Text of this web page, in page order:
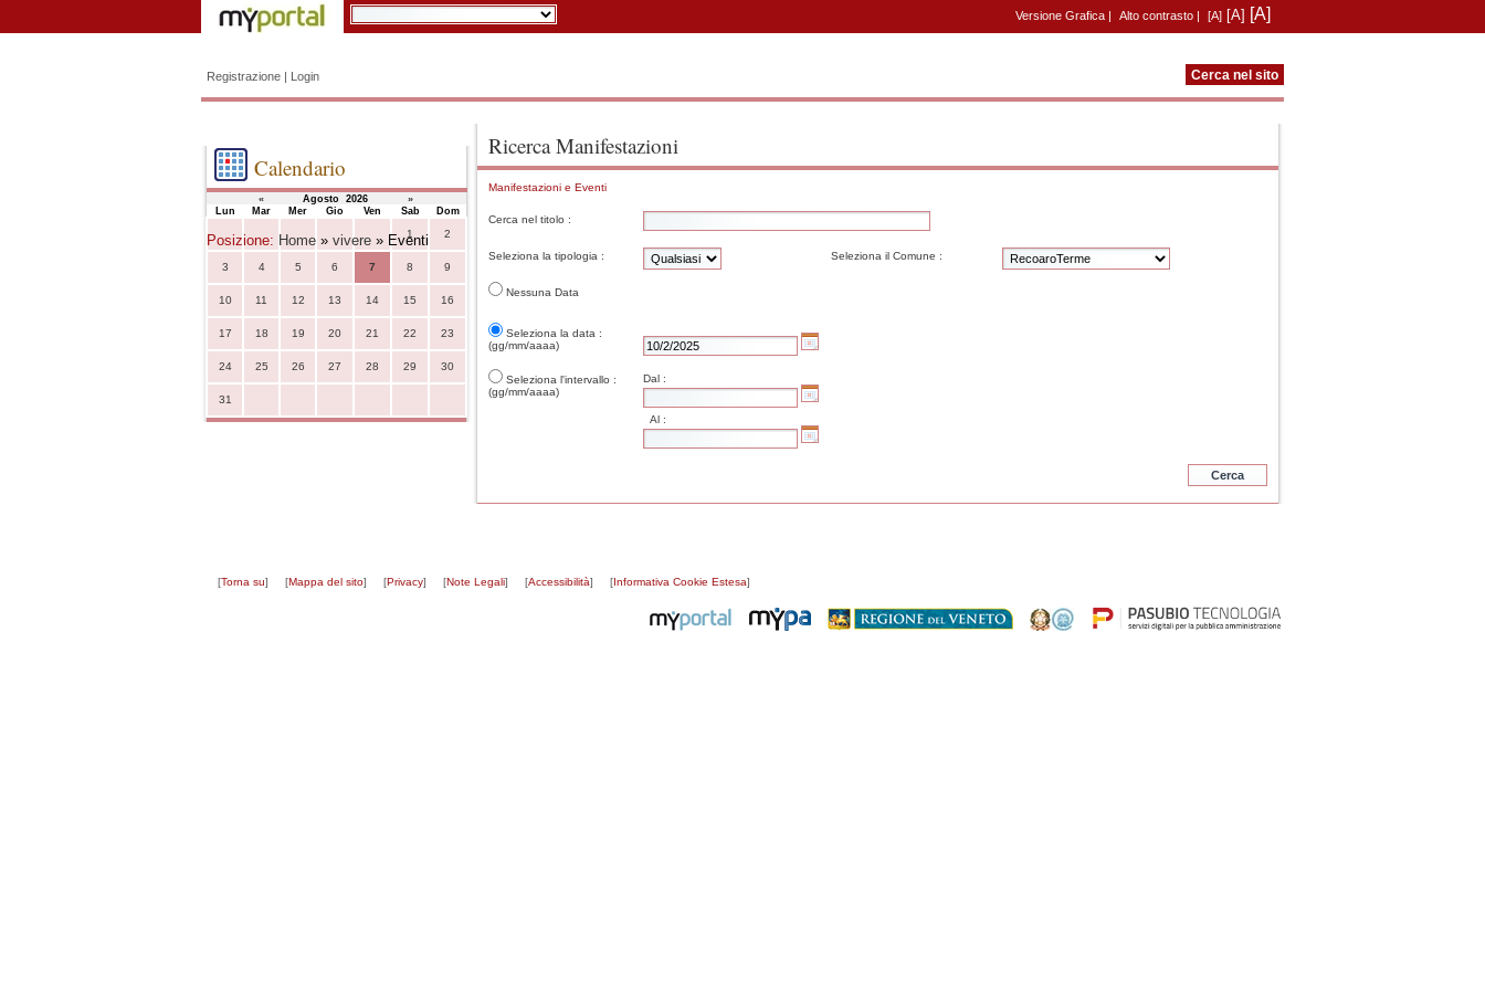
Versione Grafica | Alto contrasto | [A] [A] [A]
Posizione: Home » vivere » Eventi
Registrazione | Login
Calendario
« Agosto 2026
»
Lun
Mar Mer Gio Ven Sab
Dom
1
2
3 4 5 6 7 8 9
10 11 12 13 14 15 16
17 18 19 20 21 22 23
24 25 26 27 28 29 30
31
Ricerca Manifestazioni
Manifestazioni e Eventi
Cerca nel titolo :
Seleziona la tipologia : Seleziona il Comune :
Nessuna Data
Seleziona la data :
(gg/mm/aaaa)
Seleziona l'intervallo :
(gg/mm/aaaa)
Dal :
Al :
[Torna su] [Mappa del sito] [Privacy] [Note Legali] [Accessibilità] [Informativa Cookie Estesa]